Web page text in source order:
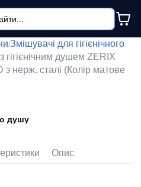
/Змішувачі для гігієнічного
гігієнічним душем ZERIX
нерж. сталі (Колір матове
душу
Опис